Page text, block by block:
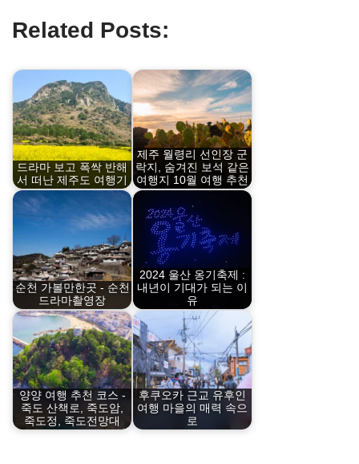
Related Posts:
드라마 보고 폭싹 반해
서 떠난 제주도 여행기
제주 월령리 선인장 군
락지, 숨겨진 보석 같은
여행지 10월 여행 추천
순천 가볼만한곳 - 순천
드라마촬영장
2024 울산 옹기축제 :
내년이 기대가 되는 이
유
양양 여행 추천 코스 -
죽도 산책로, 죽도암,
죽도정, 죽도전망대
후쿠오카 근교 유후인
여행 마을의 매력 속으
로